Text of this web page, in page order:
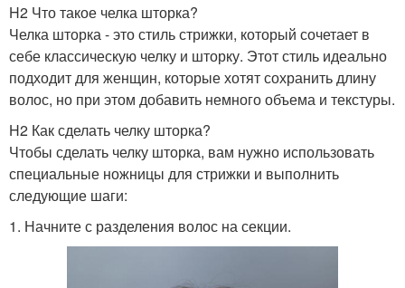
H2 Что такое челка шторка?
Челка шторка - это стиль стрижки, который сочетает в
себе классическую челку и шторку. Этот стиль идеально
подходит для женщин, которые хотят сохранить длину
волос, но при этом добавить немного объема и текстуры.
H2 Как сделать челку шторка?
Чтобы сделать челку шторка, вам нужно использовать
специальные ножницы для стрижки и выполнить
следующие шаги:
1. Начните с разделения волос на секции.